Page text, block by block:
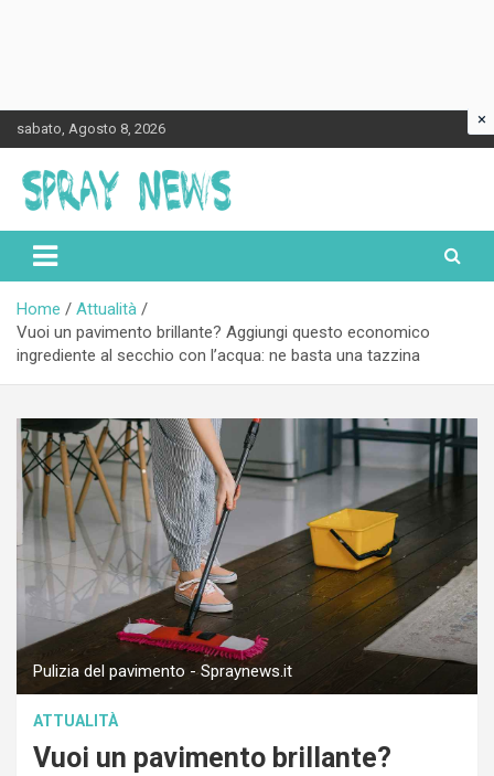
to
content
sabato, Agosto 8, 2026
Spraynews.it
Home
Attualità
Vuoi un pavimento brillante? Aggiungi questo economico
ingrediente al secchio con l’acqua: ne basta una tazzina
Pulizia del pavimento - Spraynews.it
ATTUALITÀ
Vuoi un pavimento brillante?
×